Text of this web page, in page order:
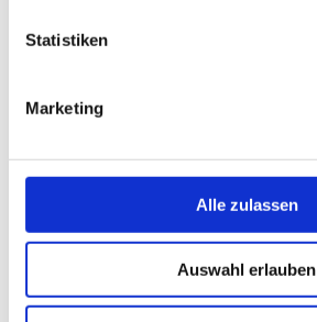
Statistiken
Marketing
Alle zulassen
Auswahl erlauben
Der Weg
Die Einrichtung